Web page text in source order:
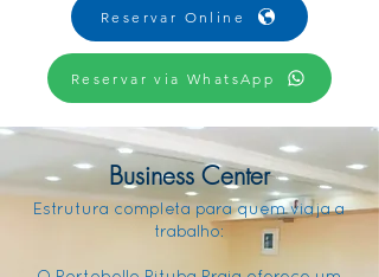
Reservar Online
Reservar via WhatsApp
Business Center
Estrutura completa para quem viaja a
trabalho: